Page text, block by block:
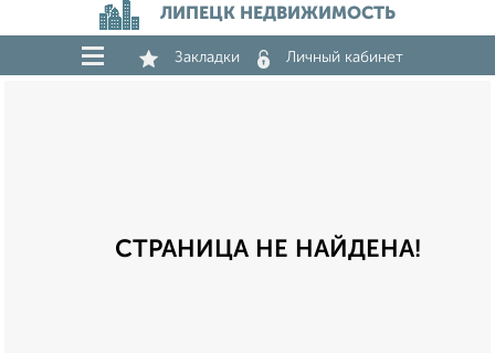
ЛИПЕЦК НЕДВИЖИМОСТЬ
Закладки Личный кабинет
СТРАНИЦА НЕ НАЙДЕНА!